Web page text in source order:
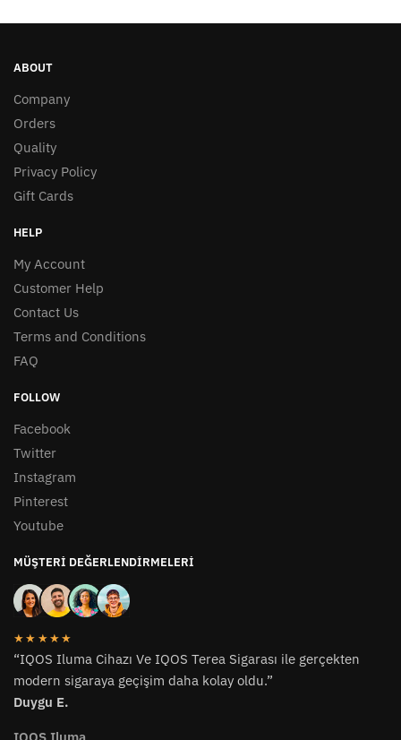
ABOUT
Company
Orders
Quality
Privacy Policy
Gift Cards
HELP
My Account
Customer Help
Contact Us
Terms and Conditions
FAQ
FOLLOW
Facebook
Twitter
Instagram
Pinterest
Youtube
MÜŞTERI DEĞERLENDIRMELERI
★★★★★
“IQOS Iluma Cihazı Ve IQOS Terea Sigarası ile gerçekten
modern sigaraya geçişim daha kolay oldu.”
Duygu E.